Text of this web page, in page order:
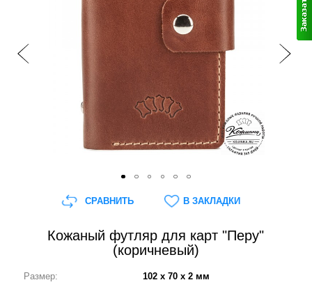
Кожаный футляр для карт "Перу"
(коричневый)
Размер: 102 x 70 x 2 мм
СРАВНИТЬ В ЗАКЛАДКИ